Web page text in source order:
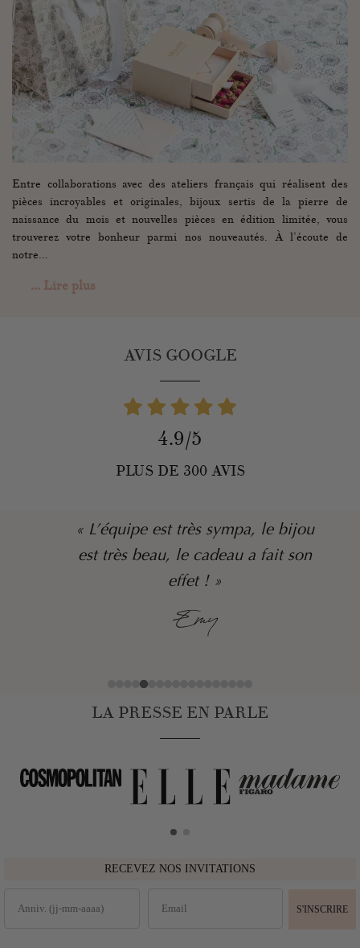
Entre collaborations avec des ateliers français qui réalisent des
pièces incroyables et originales, bijoux sertis de la pierre de
naissance du mois et nouvelles pièces en édition limitée, vous
trouverez votre bonheur parmi nos nouveautés. À l’écoute de
notre...
... Lire plus
AVIS GOOGLE
4.9/5
PLUS DE 300 AVIS
« L’équipe est très sympa, le bijou
est très beau, le cadeau a fait son
effet ! »
Emy
LA PRESSE EN PARLE
RECEVEZ NOS INVITATIONS
S'INSCRIRE